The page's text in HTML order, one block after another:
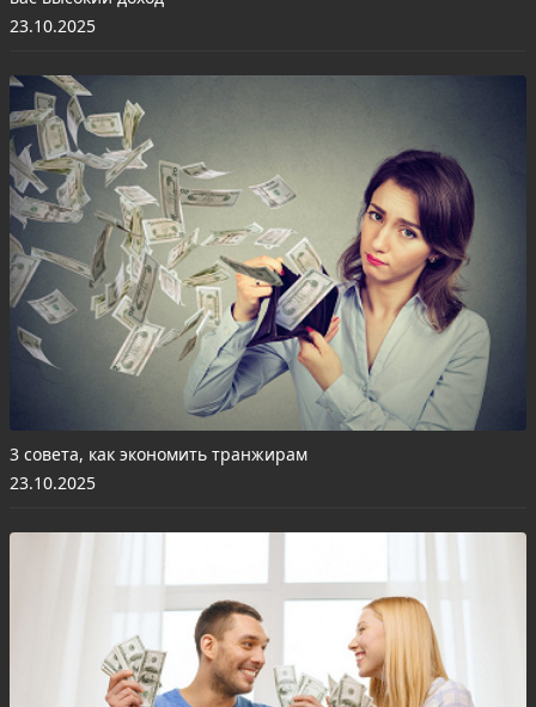
23.10.2025
3 совета, как экономить транжирам
23.10.2025